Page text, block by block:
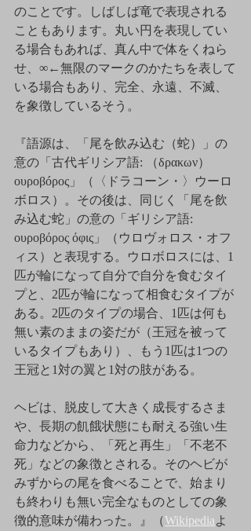
のことです。しばしば竜で表現される
こともあります。丸い円を表現してい
る場合もあれば、真ん中で体をくねら
せ、∞←無限のマークのかたちを表して
いる場合もあり、完全、永遠、不滅、
を象徴しているそう。
『語源は、「尾を飲み込む（蛇）」の
意の「古代ギリシア語: （δρακων）
ουροβóρος」（〈ドラコーン・〉ウーロ
ボロス）。その後は、同じく「尾を飲
み込む蛇」の意の「 ギリシア語:
ουροβόρος όφις」（ウロヴォロス・オフ
ィス）と表現する。ウロボロスには、1
匹が輪になって自分で自分を食むタイ
プと、2匹が輪になって相食むタイプが
ある。2匹のタイプの場合、1匹は何も
無い素のままの姿だが（王冠を被って
いるタイプもあり）、もう1匹は1つの
王冠と1対の翼と1対の肢がある。
ヘビは、脱皮して大きく成長するさま
や、長期の飢餓状態にも耐える強い生
命力などから、「死と再生」「 不老不
死 」などの象徴とされる。そのヘビが
みずからの尾を食べることで、始まり
も終わりも無い完全なものとしての象
徴的意味が備わった。』（Wikipediaよ